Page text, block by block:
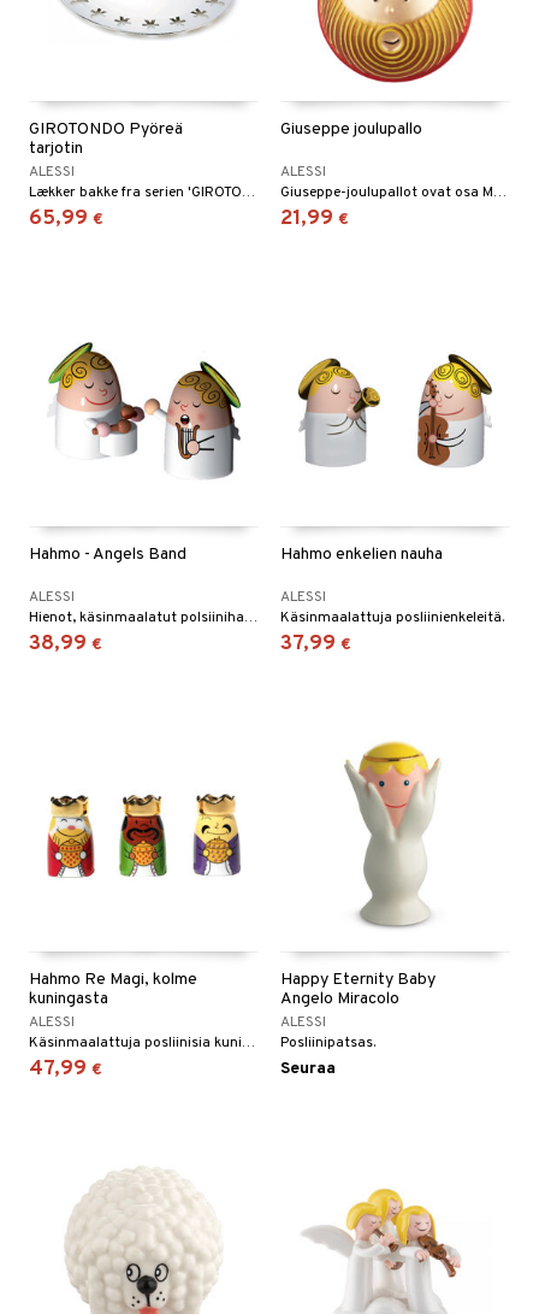
GIROTONDO Pyöreä
tarjotin
ALESSI
Lækker bakke fra serien 'GIROTONDO'. Findes i to forskellige smagfulde designs: rustfrit stål og sortlakeret stål. Mål: Ø 40 cm
65,99 €
Giuseppe joulupallo
ALESSI
Giuseppe-joulupallot ovat osa Marcello Jorin suunnittelemaa Le Palle Presepe -projektia.
21,99 €
Hahmo - Angels Band
ALESSI
Hienot, käsinmaalatut polsiinihahmot.
38,99 €
Hahmo enkelien nauha
ALESSI
Käsinmaalattuja posliinienkeleitä.
37,99 €
Hahmo Re Magi, kolme
kuningasta
ALESSI
Käsinmaalattuja posliinisia kuninkaita.
47,99 €
Happy Eternity Baby
Angelo Miracolo
ALESSI
Posliinipatsas.
Seuraa